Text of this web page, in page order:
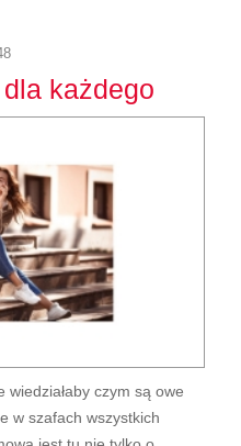
każdego
czym są owe
w szafach wszystkich